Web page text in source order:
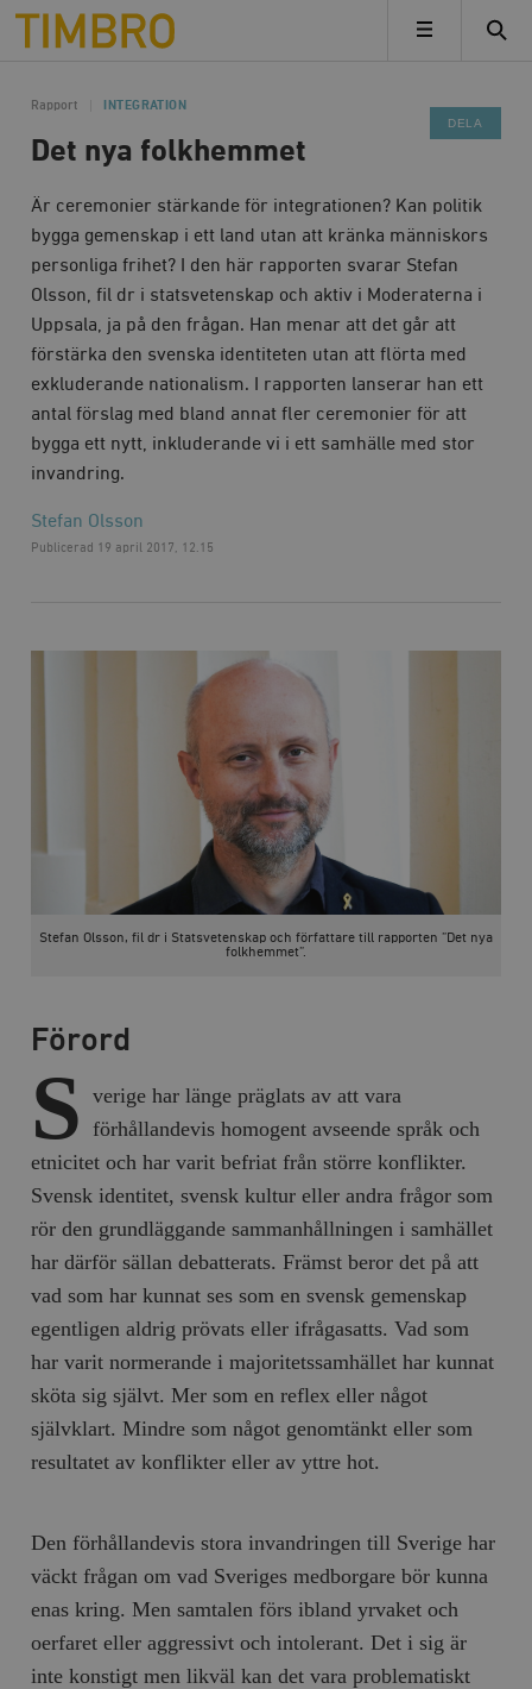
Timbro
MENY
Rapport INTEGRATION
Det nya folkhemmet
Är ceremonier stärkande för integrationen? Kan politik
bygga gemenskap i ett land utan att kränka människors
personliga frihet? I den här rapporten svarar Stefan
Olsson, fil dr i statsvetenskap och aktiv i Moderaterna i
Uppsala, ja på den frågan. Han menar att det går att
förstärka den svenska identiteten utan att flörta med
exkluderande nationalism. I rapporten lanserar han ett
antal förslag med bland annat fler ceremonier för att
bygga ett nytt, inkluderande vi i ett samhälle med stor
invandring.
Stefan Olsson
Publicerad 19 april 2017, 12.15
Stefan Olsson, fil dr i Statsvetenskap och författare till rapporten ”Det nya
folkhemmet”.
Förord
S
verige har länge präglats av att vara
förhållandevis homogent avseende språk och
etnicitet och har varit befriat från större konflikter.
Svensk identitet, svensk kultur eller andra frågor som
rör den grundläggande sammanhållningen i samhället
har därför sällan debatterats. Främst beror det på att
vad som har kunnat ses som en svensk gemenskap
egentligen aldrig prövats eller ifrågasatts. Vad som
har varit normerande i majoritetssamhället har kunnat
sköta sig självt. Mer som en reflex eller något
självklart. Mindre som något genomtänkt eller som
resultatet av konflikter eller av yttre hot.
Den förhållandevis stora invandringen till Sverige har
väckt frågan om vad Sveriges medborgare bör kunna
enas kring. Men samtalen förs ibland yrvaket och
oerfaret eller aggressivt och intolerant. Det i sig är
inte konstigt men likväl kan det vara problematiskt
DELA